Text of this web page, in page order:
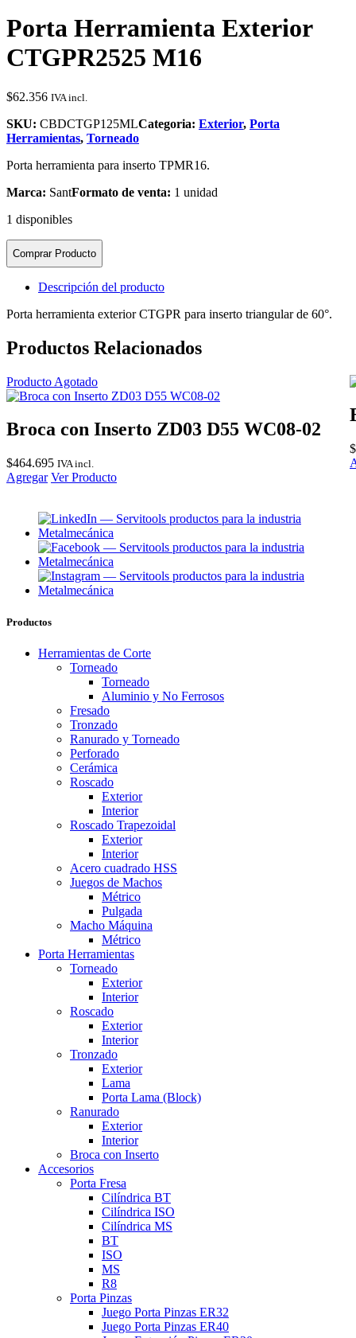
Porta Herramienta Exterior
CTGPR2525 M16
$62.356 IVA incl.
SKU: CBDCTGP125MLCategoria: Exterior, Porta
Herramientas, Torneado
Porta herramienta para inserto TPMR16.
Marca: SantFormato de venta: 1 unidad
1 disponibles
Comprar Producto
Descripción del producto
Porta herramienta exterior CTGPR para inserto triangular de 60°.
Productos Relacionados
Producto Agotado
Broca con Inserto ZD03 D55 WC08-02
$464.695 IVA incl.
Agregar Ver Producto
$
Productos
Herramientas de Corte
Torneado
Torneado
Aluminio y No Ferrosos
Fresado
Tronzado
Ranurado y Torneado
Perforado
Cerámica
Roscado
Exterior
Interior
Roscado Trapezoidal
Exterior
Interior
Acero cuadrado HSS
Juegos de Machos
Métrico
Pulgada
Macho Máquina
Métrico
Porta Herramientas
Torneado
Exterior
Interior
Roscado
Exterior
Interior
Tronzado
Exterior
Lama
Porta Lama (Block)
Ranurado
Exterior
Interior
Broca con Inserto
Accesorios
Porta Fresa
Cilíndrica BT
Cilíndrica ISO
Cilíndrica MS
BT
ISO
MS
R8
Porta Pinzas
Juego Porta Pinzas ER32
Juego Porta Pinzas ER40